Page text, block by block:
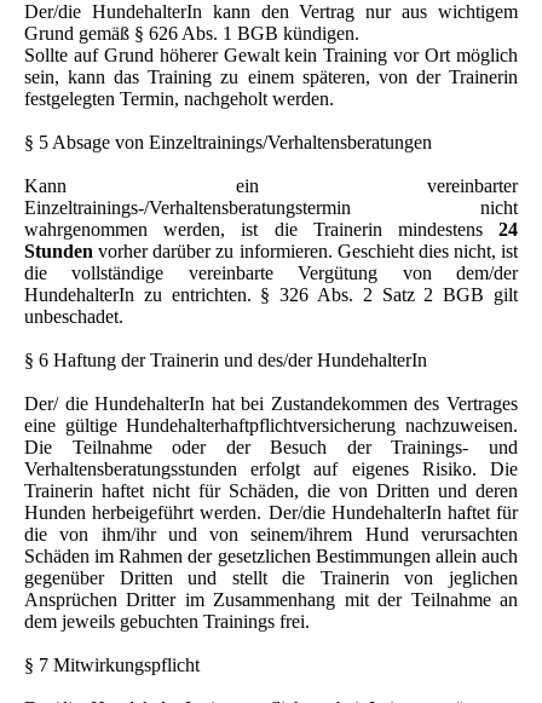
Der/die HundehalterIn kann den Vertrag nur aus wichtigem
Grund gemäß § 626 Abs. 1 BGB kündigen.
Sollte auf Grund höherer Gewalt kein Training vor Ort möglich
sein, kann das Training zu einem späteren, von der Trainerin
festgelegten Termin, nachgeholt werden.
§ 5 Absage von Einzeltrainings/Verhaltensberatungen
Kann ein vereinbarter
Einzeltrainings-/Verhaltensberatungstermin nicht
wahrgenommen werden, ist die Trainerin mindestens24
Stunden vorher darüber zu informieren. Geschieht dies nicht, ist
die vollständige vereinbarte Vergütung von dem/der
HundehalterIn zu entrichten. § 326 Abs. 2 Satz 2 BGB gilt
unbeschadet.​
§ 6 Haftung der Trainerin und des/der HundehalterIn
Der/ die HundehalterIn hat bei Zustandekommen des Vertrages
eine gültige Hundehalterhaftpflichtversicherung nachzuweisen.
Die Teilnahme oder der Besuch der Trainings- und
Verhaltensberatungsstunden erfolgt auf eigenes Risiko. Die
Trainerin haftet nicht für Schäden, die von Dritten und deren
Hunden herbeigeführt werden. Der/die HundehalterIn haftet für
die von ihm/ihr und von seinem/ihrem Hund verursachten
Schäden im Rahmen der gesetzlichen Bestimmungen allein auch
gegenüber Dritten und stellt die Trainerin von jeglichen
Ansprüchen Dritter im Zusammenhang mit der Teilnahme an
dem jeweils gebuchten Trainings frei.
​§ 7 Mitwirkungspflicht